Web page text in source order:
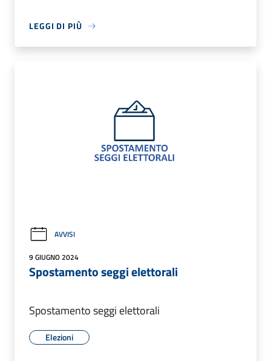
LEGGI DI PIÙ
AVVISI
9 GIUGNO 2024
Spostamento seggi elettorali
Spostamento seggi elettorali
Elezioni